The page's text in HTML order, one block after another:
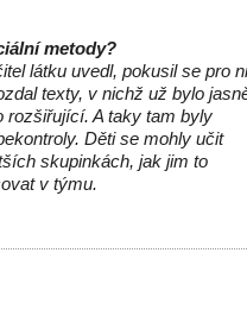
metody?
látku uvedl, pokusil se pro ni
texty, v nichž už bylo
rozšiřující. A taky tam byly
Děti se mohly učit
skupinkách, jak jim to
v týmu.